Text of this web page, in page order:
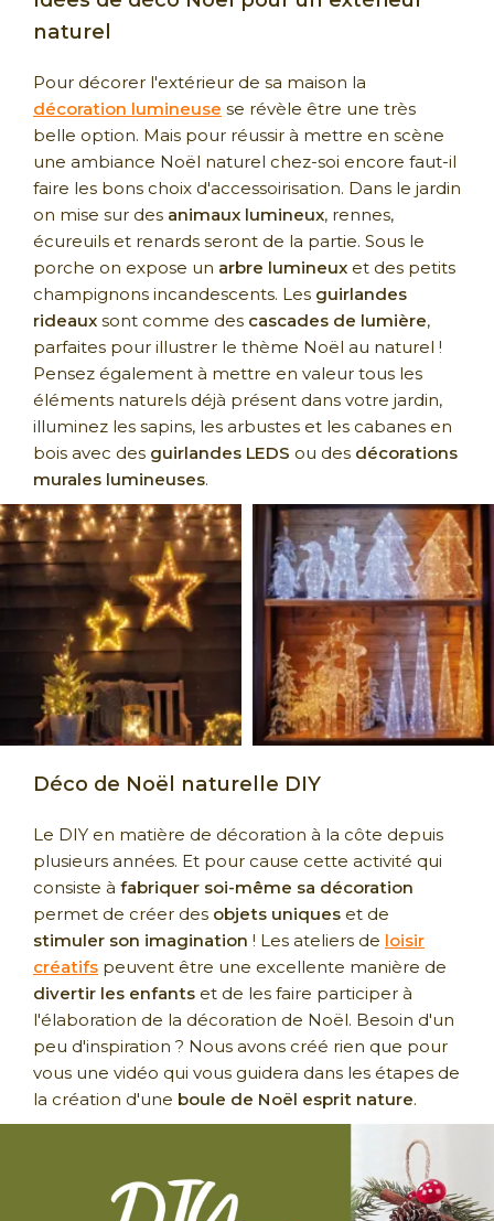
naturel
Pour décorer l'extérieur de sa maison la
décoration lumineuse se révèle être une très
belle option. Mais pour réussir à mettre en scène
une ambiance Noël naturel chez-soi encore faut-il
faire les bons choix d'accessoirisation. Dans le jardin
on mise sur des animaux lumineux, rennes,
écureuils et renards seront de la partie. Sous le
porche on expose un arbre lumineux et des petits
champignons incandescents. Les guirlandes
rideaux sont comme des cascades de lumière,
parfaites pour illustrer le thème Noël au naturel !
Pensez également à mettre en valeur tous les
éléments naturels déjà présent dans votre jardin,
illuminez les sapins, les arbustes et les cabanes en
bois avec des guirlandes LEDS ou des décorations
murales lumineuses.
Déco de Noël naturelle DIY
Le DIY en matière de décoration à la côte depuis
plusieurs années. Et pour cause cette activité qui
consiste à fabriquer soi-même sa décoration
permet de créer des objets uniques et de
stimuler son imagination ! Les ateliers de loisir
créatifs peuvent être une excellente manière de
divertir les enfants et de les faire participer à
l'élaboration de la décoration de Noël. Besoin d'un
peu d'inspiration ? Nous avons créé rien que pour
vous une vidéo qui vous guidera dans les étapes de
la création d'une boule de Noël esprit nature.